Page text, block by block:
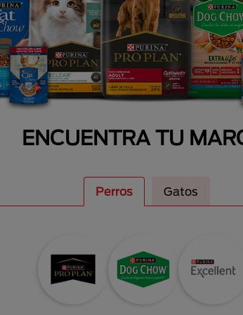
ENCUENTRA TU
Perros Gatos